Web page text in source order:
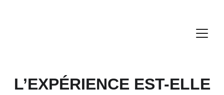
L’EXPÉRIENCE EST-ELLE